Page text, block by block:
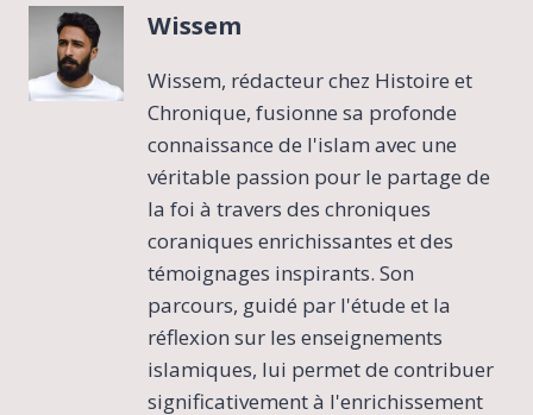
Wissem
Wissem, rédacteur chez Histoire et
Chronique, fusionne sa profonde
connaissance de l'islam avec une
véritable passion pour le partage de
la foi à travers des chroniques
coraniques enrichissantes et des
témoignages inspirants. Son
parcours, guidé par l'étude et la
réflexion sur les enseignements
islamiques, lui permet de contribuer
significativement à l'enrichissement